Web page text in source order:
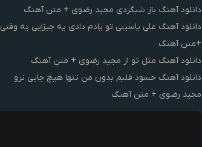
دانلود آهنگ باز شبگردی مجید رضوی + متن آهنگ
دانلود آهنگ علی یاسینی تو یادم دادی یه چیزایی یه وقتی
+متن آهنگ
دانلود آهنگ مثل تو از مجید رضوی + متن آهنگ
دانلود آهنگ حسود قلبم بدون من تنها هیچ جایی نرو
مجید رضوی + متن آهنگ